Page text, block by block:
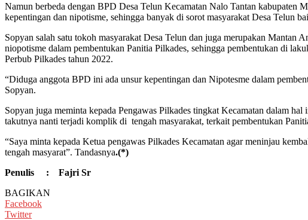
Namun berbeda dengan BPD Desa Telun Kecamatan Nalo Tantan kabupaten
kepentingan dan nipotisme, sehingga banyak di sorot masyarakat Desa Telun
Sopyan salah satu tokoh masyarakat Desa Telun dan juga merupakan
niopotisme dalam pembentukan Panitia Pilkades, sehingga pembentukan di
Perbub Pilkades tahun 2022.
“Diduga anggota BPD ini ada unsur kepentingan dan Nipotesme dalam
Sopyan.
Sopyan juga meminta kepada Pengawas Pilkades tingkat Kecamatan dalam
takutnya nanti terjadi komplik di tengah masyarakat, terkait pembentukan
“Saya minta kepada Ketua pengawas Pilkades Kecamatan agar meninjau
tengah masyarat”. Tandasnya.(*)
Penulis : Fajri Sr
BAGIKAN
Facebook
Twitter